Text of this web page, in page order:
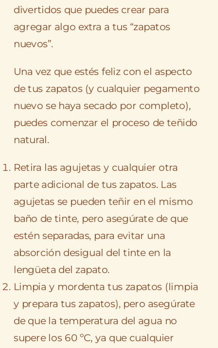
divertidos que puedes crear para
agregar algo extra a tus “zapatos
nuevos”.
Una vez que estés feliz con el aspecto
de tus zapatos (y cualquier pegamento
nuevo se haya secado por completo),
puedes comenzar el proceso de teñido
natural.
Retira las agujetas y cualquier otra
parte adicional de tus zapatos. Las
agujetas se pueden teñir en el mismo
baño de tinte, pero asegúrate de que
estén separadas, para evitar una
absorción desigual del tinte en la
lengüeta del zapato.
Limpia y mordenta tus zapatos (limpia
y prepara tus zapatos), pero asegúrate
de que la temperatura del agua no
supere los 60 ºC, ya que cualquier